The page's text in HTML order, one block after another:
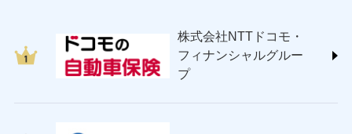
ＳＯＭＰＯダイレクト損害保険株式会社
(https://www.sompo-direct.co.jp/)
チューリッヒ保険会社 (https://www.zurich.co.jp/)
株式会社NTTドコモ・
フィナンシャルグルー
プ